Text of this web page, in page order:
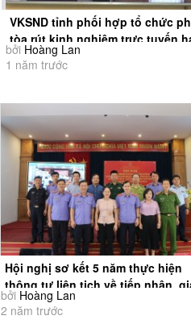
VKSND tỉnh phối hợp tổ chức
tòa rút kinh nghiệm trực tuyến
cấp...
bởi Hoàng Lan
1 năm trước
Hội nghị sơ kết 5 năm thực hiện
thông tư liên tịch về tiếp nhận,
quyết...
bởi Hoàng Lan
2 năm trước